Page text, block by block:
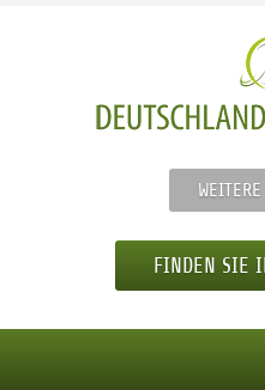
FINDEN SIE